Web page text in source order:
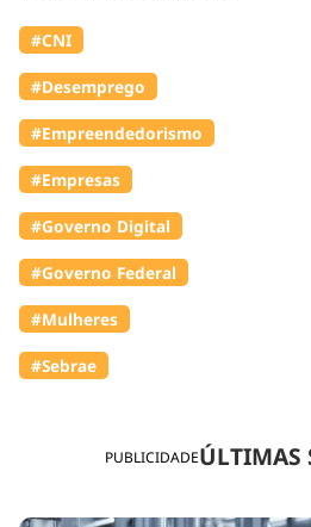
PUBLICIDADEÚLTIMAS
#CNI
#Desemprego
#Empreendedorismo
#Empresas
#Governo Digital
#Governo Federal
#Mulheres
#Sebrae